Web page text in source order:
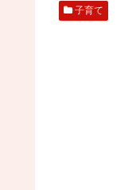
子育て